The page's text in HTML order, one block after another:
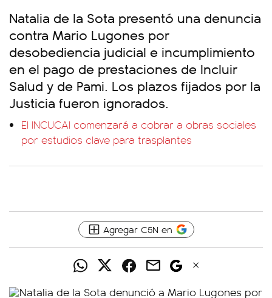
Natalia de la Sota presentó una denuncia
contra Mario Lugones por
desobediencia judicial e incumplimiento
en el pago de prestaciones de Incluir
Salud y de Pami. Los plazos fijados por la
Justicia fueron ignorados.
El INCUCAI comenzará a cobrar a obras sociales
por estudios clave para trasplantes
Agregar C5N en